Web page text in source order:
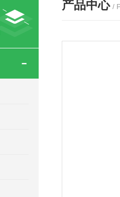
产品中心 /